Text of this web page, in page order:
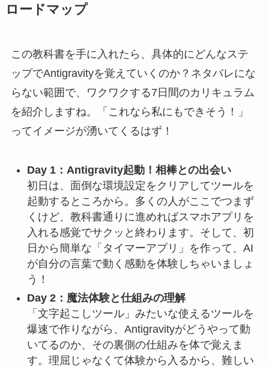
ロードマップ
この教科書を手に入れたら、具体的にどんなステ
ップでAntigravityを覚えていくのか？ネタバレにな
らない範囲で、ワクワクする7日間のカリキュラム
を紹介しますね。「これなら私にもできそう！」
ってイメージが湧いてくるはず！
Day 1：Antigravity起動！相棒との出会い
初日は、面倒な環境設定をクリアしてツールを
起動するところから。多くの人がここでつまず
くけど、教科書通りに進めればスマホアプリを
入れる感覚でサクッと終わります。そして、初
日から簡単な「タイマーアプリ」を作って、AI
が自分の言葉で動く感動を体験しちゃいましょ
う！
Day 2：魔法体験と仕組みの理解
「文字起こしツール」みたいな使えるツールを
爆速で作りながら、Antigravityがどうやって動
いてるのか、その裏側の仕組みを体で覚えま
す。理屈じゃなくて体験から入るから、難しい